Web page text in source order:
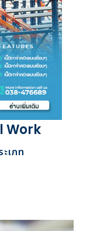
Work
เภท